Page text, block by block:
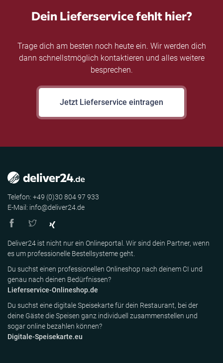
Dein Lieferservice fehlt hier?
Trage dich am besten noch heute ein. Wir werden dich
dann schnellstmöglich kontaktieren und alles weitere
besprechen.
Jetzt Lieferservice eintragen
Telefon: +49 (0)30 804 97 933
E-Mail: info@deliver24.de
Deliver24 ist nicht nur ein Onlineportal. Wir sind dein Partner, wenn
es um professionelle Bestellsysteme geht.
Du suchst einen professionellen Onlineshop nach deinem CI und
genau nach deinen Bedürfnissen?
Lieferservice-Onlineshop.de
Du suchst eine digitale Speisekarte für dein Restaurant, bei der
deine Gäste die Speisen ganz individuell zusammenstellen und
sogar online bezahlen können?
Digitale-Speisekarte.eu